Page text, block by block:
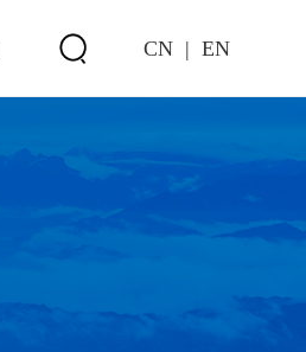
CN | EN